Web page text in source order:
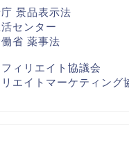
景品表示法
センター
省 薬事法
ィリエイト協議会
エイトマーケティング